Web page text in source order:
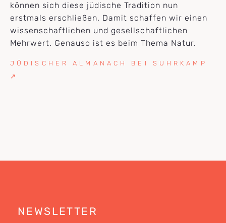
können sich diese jüdische Tradition nun
erstmals erschließen. Damit schaffen wir einen
wissenschaftlichen und gesellschaftlichen
Mehrwert. Genauso ist es beim Thema Natur.
JÜDISCHER ALMANACH BEI SUHRKAMP
↗
NEWSLETTER